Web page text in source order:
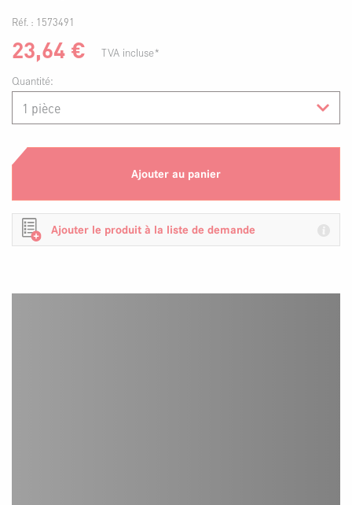
Réf. : 1573491
23,64 €
TVA incluse*
Quantité:
Ajouter au panier
Ajouter le produit à la liste de demande